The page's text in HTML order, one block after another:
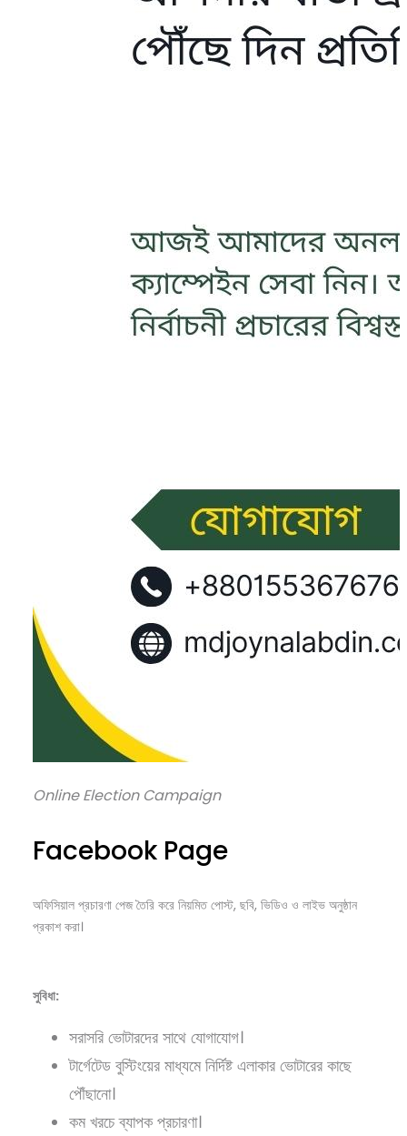
Online Election Campaign
Facebook Page
অফিসিয়াল প্রচারণা পেজ তৈরি করে নিয়মিত পোস্ট, ছবি, ভিডিও ও লাইভ অনুষ্ঠান
প্রকাশ করা।
সুবিধা:
সরাসরি ভোটারদের সাথে যোগাযোগ।
টার্গেটেড বুস্টিংয়ের মাধ্যমে নির্দিষ্ট এলাকার ভোটারের কাছে
পৌঁছানো।
কম খরচে ব্যাপক প্রচারণা।